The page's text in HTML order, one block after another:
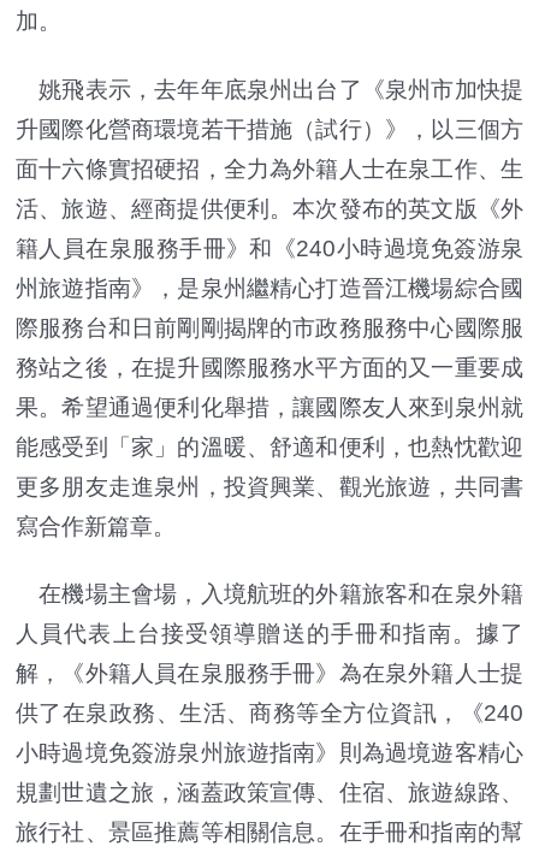
加。
姚飛表示，去年年底泉州出台了《泉州市加快提
升國際化營商環境若干措施（試行）》，以三個方
面十六條實招硬招，全力為外籍人士在泉工作、生
活、旅遊、經商提供便利。本次發布的英文版《外
籍人員在泉服務手冊》和《240小時過境免簽游泉
州旅遊指南》，是泉州繼精心打造晉江機場綜合國
際服務台和日前剛剛揭牌的市政務服務中心國際服
務站之後，在提升國際服務水平方面的又一重要成
果。希望通過便利化舉措，讓國際友人來到泉州就
能感受到「家」的溫暖、舒適和便利，也熱忱歡迎
更多朋友走進泉州，投資興業、觀光旅遊，共同書
寫合作新篇章。
在機場主會場，入境航班的外籍旅客和在泉外籍
人員代表上台接受領導贈送的手冊和指南。據了
解，《外籍人員在泉服務手冊》為在泉外籍人士提
供了在泉政務、生活、商務等全方位資訊，《240
小時過境免簽游泉州旅遊指南》則為過境遊客精心
規劃世遺之旅，涵蓋政策宣傳、住宿、旅遊線路、
旅行社、景區推薦等相關信息。在手冊和指南的幫